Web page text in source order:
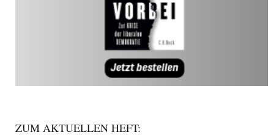
ZUM AKTUELLEN HEFT: